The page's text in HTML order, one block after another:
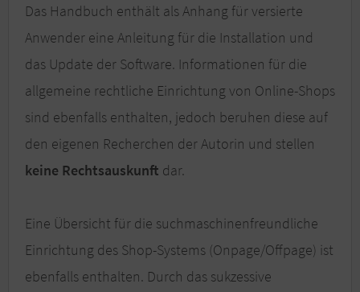
Das Handbuch enthält als Anhang für versierte
Anwender eine Anleitung für die Installation und
das Update der Software. Informationen für die
allgemeine rechtliche Einrichtung von Online-Shops
sind ebenfalls enthalten, jedoch beruhen diese auf
den eigenen Recherchen der Autorin und stellen
keine Rechtsauskunft dar.
Eine Übersicht für die suchmaschinenfreundliche
Einrichtung des Shop-Systems (Onpage/Offpage) ist
ebenfalls enthalten. Durch das sukzessive